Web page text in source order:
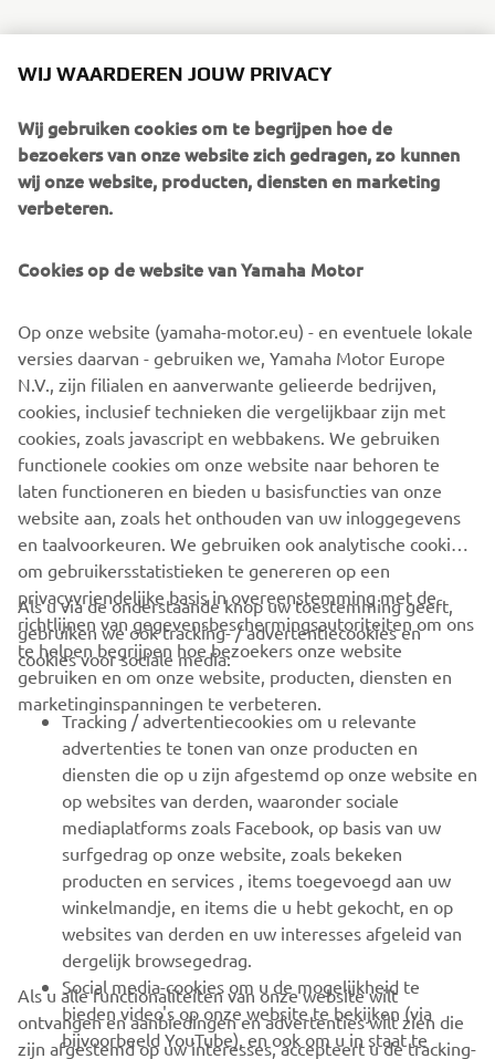
MEER INFORMATIE OVER YTA
CORPORATE
VOOR BEDRIJVEN
MEER YAMAHA
ONDERSTEUNING
NIEUWSBRIEF
Wees de eerste die meer te weten komt over de nieuwste deals,
speciale evenementen, nieuwe producten en nog veel meer
WIJ WAARDEREN JOUW PRIVACY
Wij gebruiken cookies om te begrijpen hoe de
bezoekers van onze website zich gedragen, zo kunnen
wij onze website, producten, diensten en marketing
verbeteren.
Cookies op de website van Yamaha Motor
Op onze website (yamaha-motor.eu) - en eventuele lokale
versies daarvan - gebruiken we, Yamaha Motor Europe
N.V., zijn filialen en aanverwante gelieerde bedrijven,
cookies, inclusief technieken die vergelijkbaar zijn met
cookies, zoals javascript en webbakens. We gebruiken
functionele cookies om onze website naar behoren te
laten functioneren en bieden u basisfuncties van onze
website aan, zoals het onthouden van uw inloggegevens
en taalvoorkeuren. We gebruiken ook analytische cookies
om gebruikersstatistieken te genereren op een
privacyvriendelijke basis in overeenstemming met de
richtlijnen van gegevensbeschermingsautoriteiten om ons
te helpen begrijpen hoe bezoekers onze website
gebruiken en om onze website, producten, diensten en
marketinginspanningen te verbeteren.
Als u via de onderstaande knop uw toestemming geeft,
gebruiken we ook tracking- / advertentiecookies en
cookies voor sociale media:
Tracking / advertentiecookies om u relevante
advertenties te tonen van onze producten en
diensten die op u zijn afgestemd op onze website en
op websites van derden, waaronder sociale
mediaplatforms zoals Facebook, op basis van uw
surfgedrag op onze website, zoals bekeken
producten en services , items toegevoegd aan uw
winkelmandje, en items die u hebt gekocht, en op
websites van derden en uw interesses afgeleid van
dergelijk browsegedrag.
Social media-cookies om u de mogelijkheid te
bieden video's op onze website te bekijken (via
bijvoorbeeld YouTube), en ook om u in staat te
Als u alle functionaliteiten van onze website wilt
ontvangen en aanbiedingen en advertenties wilt zien die
zijn afgestemd op uw interesses, accepteert u de tracking-